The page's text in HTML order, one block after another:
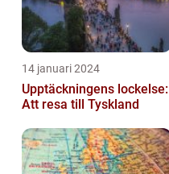
14 januari 2024
Upptäckningens lockelse:
Att resa till Tyskland